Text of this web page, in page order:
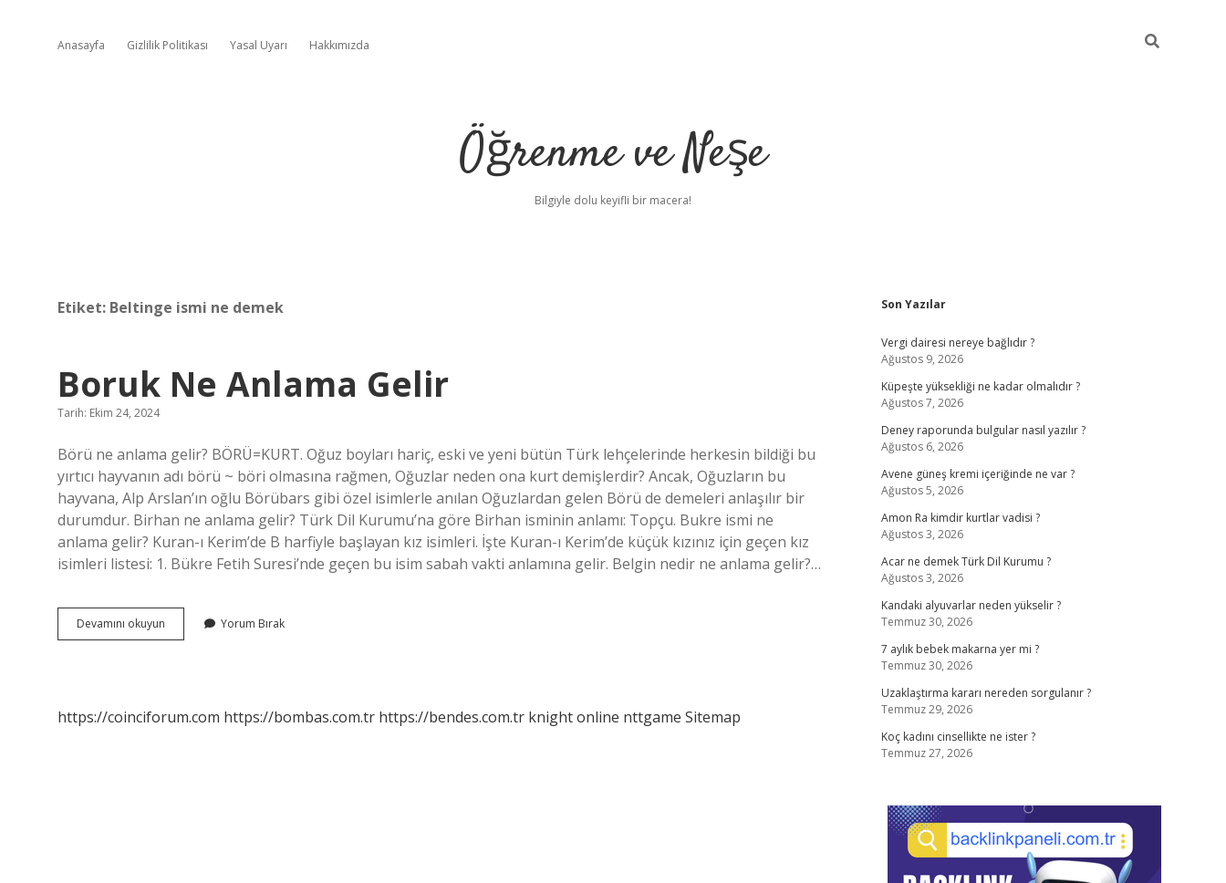
Anasayfa Gizlilik Politikası Yasal Uyarı Hakkımızda
Öğrenme ve Neşe
Bilgiyle dolu keyifli bir macera!
Etiket: Beltinge ismi ne demek
Boruk Ne Anlama Gelir
Tarih: Ekim 24, 2024
Börü ne anlama gelir? BÖRÜ=KURT. Oğuz boyları hariç, eski ve yeni bütün Türk lehçelerinde herkesin bildiği bu
yırtıcı hayvanın adı börü ~ böri olmasına rağmen, Oğuzlar neden ona kurt demişlerdir? Ancak, Oğuzların bu
hayvana, Alp Arslan’ın oğlu Börübars gibi özel isimlerle anılan Oğuzlardan gelen Börü de demeleri anlaşılır bir
durumdur. Birhan ne anlama gelir? Türk Dil Kurumu’na göre Birhan isminin anlamı: Topçu. Bukre ismi ne
anlama gelir? Kuran-ı Kerim’de B harfiyle başlayan kız isimleri. İşte Kuran-ı Kerim’de küçük kızınız için geçen kız
isimleri listesi: 1. Bükre Fetih Suresi’nde geçen bu isim sabah vakti anlamına gelir. Belgin nedir ne anlama gelir?…
Devamını okuyun
Ne
Yorum Bırak
https://coinciforum.com https://bombas.com.tr https://bendes.com.tr knight online nttgame Sitemap
Sidebar
Son Yazılar
Vergi dairesi nereye bağlıdır ?
Ağustos 9, 2026
Küpeşte yüksekliği ne kadar olmalıdır ?
Ağustos 7, 2026
Deney raporunda bulgular nasıl yazılır ?
Ağustos 6, 2026
Avene güneş kremi içeriğinde ne var ?
Ağustos 5, 2026
Amon Ra kimdir kurtlar vadisi ?
Ağustos 3, 2026
Acar ne demek Türk Dil Kurumu ?
Ağustos 3, 2026
Kandaki alyuvarlar neden yükselir ?
Temmuz 30, 2026
7 aylık bebek makarna yer mi ?
Temmuz 30, 2026
Uzaklaştırma kararı nereden sorgulanır ?
Temmuz 29, 2026
Koç kadını cinsellikte ne ister ?
Temmuz 27, 2026